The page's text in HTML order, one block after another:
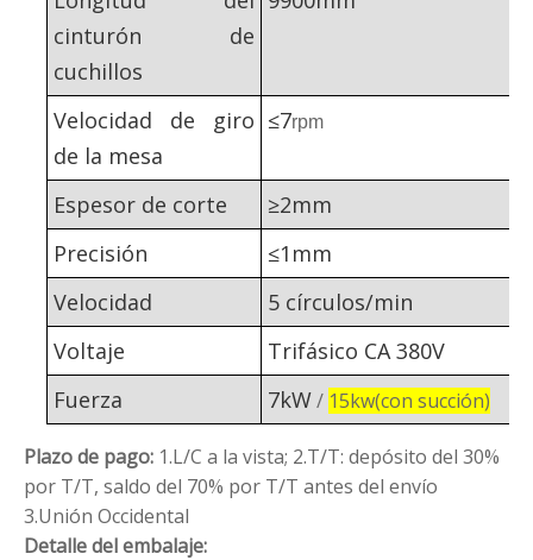
cinturón de
cuchillos
Velocidad de giro
de la mesa
≤7rpm
Espesor de corte
≥2mm
Precisión
≤1mm
Velocidad
5 círculos/min
Voltaje
Trifásico CA 380V
Fuerza
7kW/ 15kw(con succión)
Plazo de pago: 1.L/C a la vista; 2.T/T: depósito del 30%
por T/T, saldo del 70% por T/T antes del envío
3.Unión Occidental
Detalle del embalaje: